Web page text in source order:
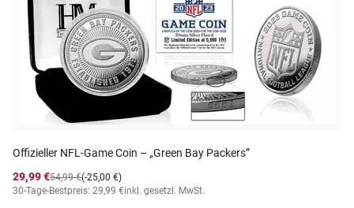
Offizieller NFL-Game Coin – „Green Bay Packers”
29,99 €
(-25,00 €)
54,99 €
30-Tage-Bestpreis: 29,99 €inkl. gesetzl. MwSt.